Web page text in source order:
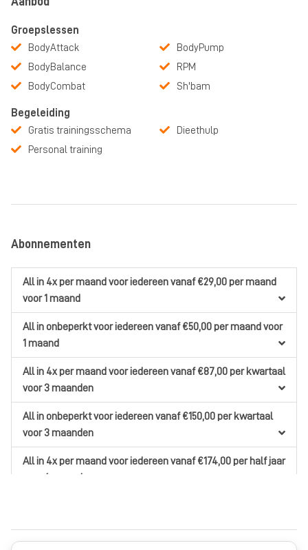
Groepslessen
BodyAttack
BodyBalance
BodyCombat
BodyPump
RPM
Sh'bam
Begeleiding
Gratis trainingsschema
Personal training
Dieethulp
Abonnementen
All in 4x per maand voor iedereenvanaf €29,00per maand
voor 1 maand
All in onbeperktvoor iedereenvanaf €50,00per maand voor
1 maand
All in 4x per maand voor iedereenvanaf €87,00per kwartaal
voor 3 maanden
All in onbeperktvoor iedereenvanaf €150,00per kwartaal
voor 3 maanden
All in 4x per maand voor iedereenvanaf €174,00per half jaar
voor 6 maanden